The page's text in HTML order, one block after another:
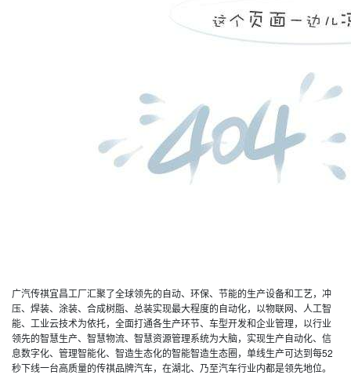
广汽传祺宜昌工厂汇聚了全球领先的自动、环保、节能的生产设备和工艺，冲
压、焊装、涂装、合成树脂、总装实现最大程度的自动化，以物联网、人工智
能、工业云技术为依托，全面打通各生产环节、车型开发和企业管理，以行业
领先的智慧生产、智慧物流、智慧资源管理系统为大脑，实现生产自动化、信
息数字化、管理智能化、智造生态化的智能智造生态圈，单线生产可达到每52
秒下线一台高质量的传祺品牌汽车，在湖北、乃至汽车行业内都是领先地位。